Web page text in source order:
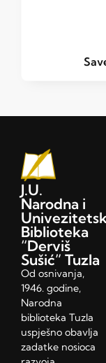
J.U.
Narodna i
Biblioteka
“Derviš
Sušić” Tuzla
Od osnivanja,
1946. godine,
Narodna
biblioteka Tuzla
uspješno obavlja
zadatke nosioca